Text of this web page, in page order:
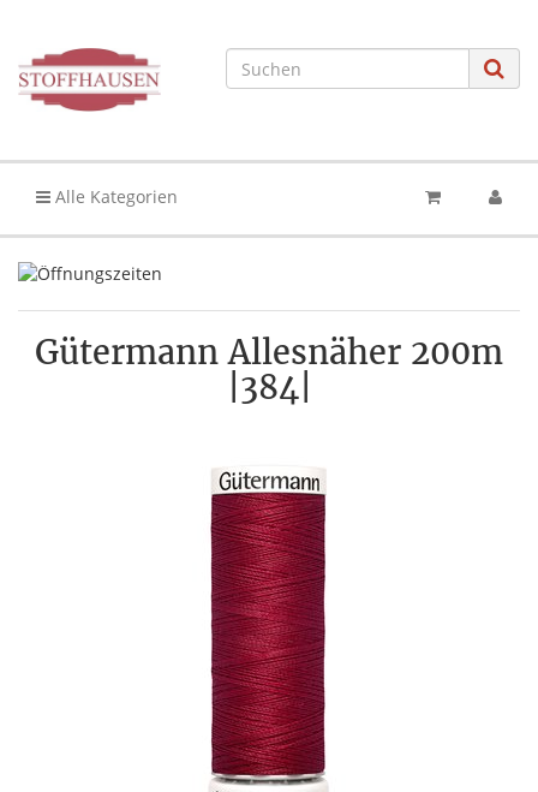
Alle Kategorien
Gütermann Allesnäher 200m
|384|